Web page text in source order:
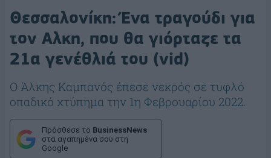
Θεσσαλονίκη: Ένα τραγούδι για
τον Αλκη, που θα γιόρταζε τα
21α γενέθλιά του (vid)
Ο Άλκης Καμπανός έπεσε νεκρός σε τυφλό
οπαδικό χτύπημα την 1η Φεβρουαρίου 2022.
Πρόσθεσε το BusinessNews
στα αγαπημένα σου στη
Google